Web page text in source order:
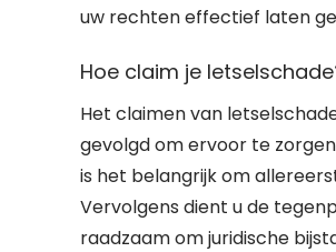
uw rechten effectief laten
Hoe claim je
Het claimen van
gevolgd om ervoor te
is het belangrijk om
Vervolgens dient u de
raadzaam om juridische